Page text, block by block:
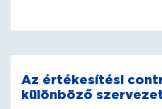
Az értékesítési
különböző